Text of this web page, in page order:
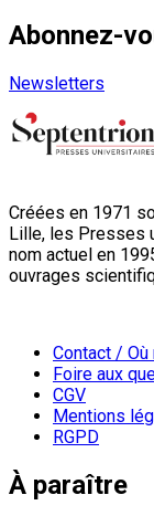
Abonnez-
Newsletters
Créées en 1971
Lille, les Presses
nom actuel en
ouvrages
Contact / Où
Foire aux
CGV
Mentions
RGPD
À paraître